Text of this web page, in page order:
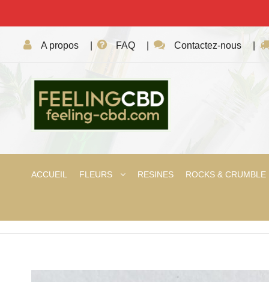
A propos FAQ Contactez-nous
ACCUEIL FLEURS RESINES ROCKS & CRUMBLE